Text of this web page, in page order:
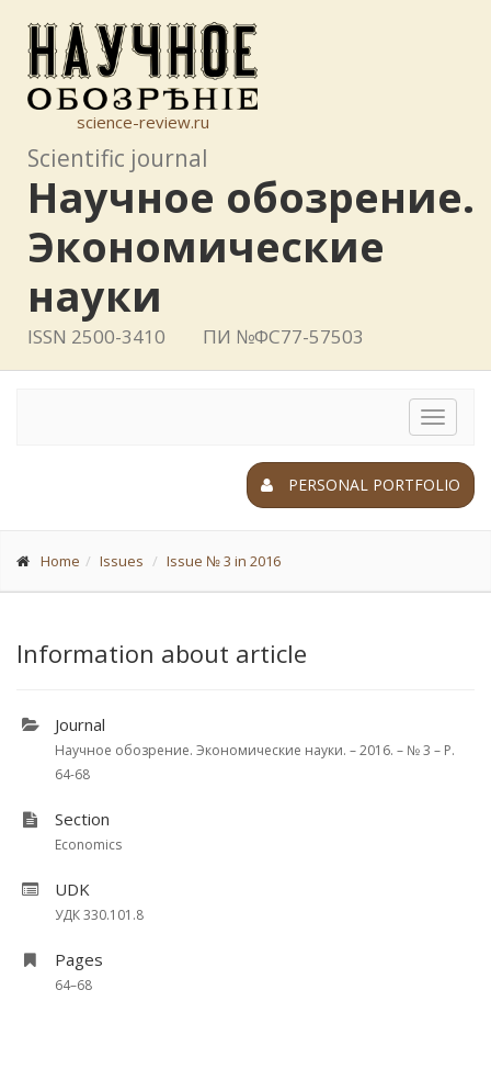
science-review.ru
Scientific journal
Научное обозрение.
Экономические
науки
ISSN 2500-3410 ПИ №ФС77-57503
Toggle
PERSONAL PORTFOLIO
Home Issues Issue № 3 in 2016
Information about article
Journal
Научное обозрение. Экономические науки. – 2016. – № 3 – P.
64-68
Section
Economics
UDK
УДК 330.101.8
Pages
64–68